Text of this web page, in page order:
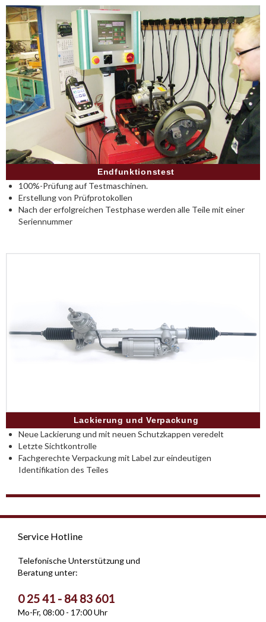
Endfunktionstest
100%-Prüfung auf Testmaschinen.
Erstellung von Prüfprotokollen
Nach der erfolgreichen Testphase werden alle Teile mit einer
Seriennummer
Lackierung und Verpackung
Neue Lackierung und mit neuen Schutzkappen veredelt
Letzte Sichtkontrolle
Fachgerechte Verpackung mit Label zur eindeutigen
Identifikation des Teiles
Service Hotline
Telefonische Unterstützung und
Beratung unter:
0 25 41 - 84 83 601
Mo-Fr, 08:00 - 17:00 Uhr